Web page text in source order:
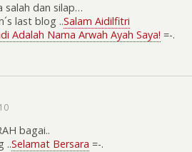
salah dan silap…
last blog ..Salam Aidilfitri
Adalah Nama Arwah Ayah Saya! =-.
bagai..
..Selamat Bersara =-.